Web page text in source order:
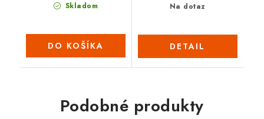
Skladom
DO KOŠÍKA
Na dotaz
DETAIL
Podobné produkty